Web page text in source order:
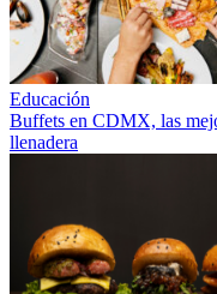
Educación
Buffets en CDMX, las
llenadera